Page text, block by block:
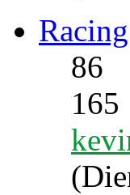
Racing
86
165